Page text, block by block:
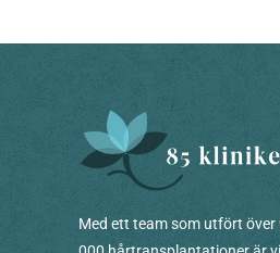
Med ett team som utfört över